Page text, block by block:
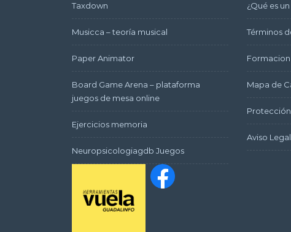
Taxdown
Musicca – teoría musical
Paper Animator
Board Game Arena – plataforma
juegos de mesa online
Ejercicios memoria
Neuropsicologiagdb Juegos
¿Qué es
Términos
Formacion
Mapa de
Aviso Legal